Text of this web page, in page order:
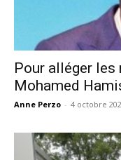
Pour alléger les
Mohamed
Anne Perzo - 4 octobre